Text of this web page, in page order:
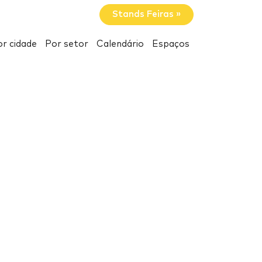
Stands Feiras »
cidade Por setor Calendário Espaços